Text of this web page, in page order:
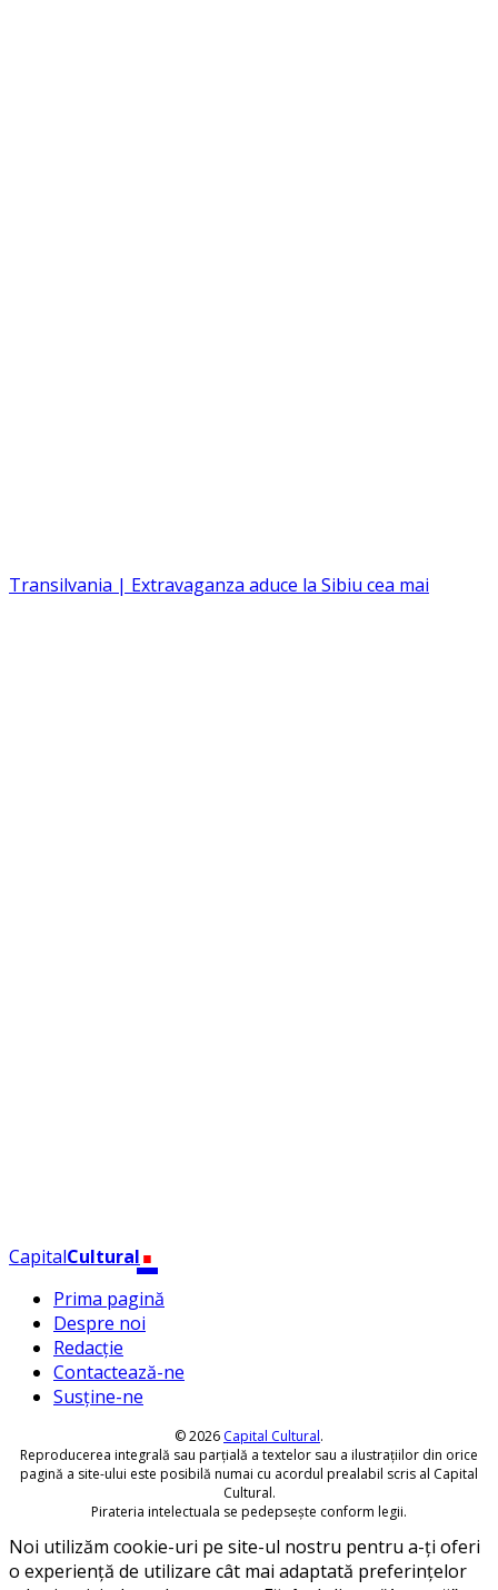
Transilvania | Extravaganza aduce la Sibiu cea mai
CapitalCultural.
Prima pagină
Despre noi
Redacție
Contactează-ne
Susține-ne
© 2026 Capital Cultural.
Reproducerea integrală sau parțială a textelor sau a ilustrațiilor din orice
pagină a site-ului este posibilă numai cu acordul prealabil scris al Capital
Cultural.
Pirateria intelectuala se pedepsește conform legii.
Noi utilizăm cookie-uri pe site-ul nostru pentru a-ți oferi
o experiență de utilizare cât mai adaptată preferințelor